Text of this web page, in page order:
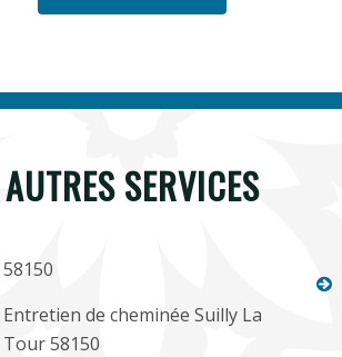
AUTRES SERVICES
58150
Entretien de cheminée Suilly La
Tour 58150